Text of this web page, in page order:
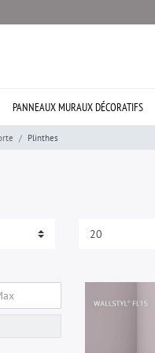
PANNEAUX MURAUX DÉCORATIFS
Plinthes